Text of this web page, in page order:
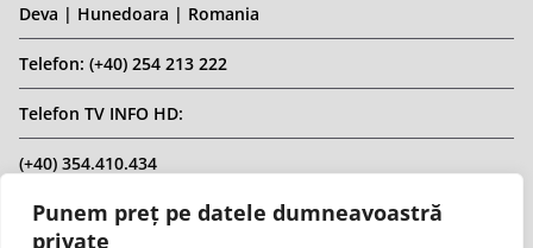
Punem preț pe datele dumneavoastră
private
Deva | Hunedoara | Romania
Telefon: (+40) 254 213 222
Telefon TV INFO HD:
(+40) 354.410.434
Email: infohd20@gmail.com